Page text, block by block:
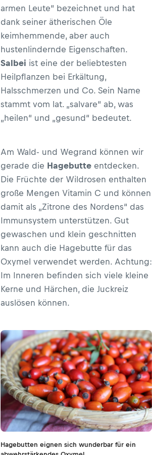
armen Leute“ bezeichnet und hat
dank seiner ätherischen Öle
keimhemmende, aber auch
hustenlindernde Eigenschaften.
Salbei ist eine der beliebtesten
Heilpflanzen bei Erkältung,
Halsschmerzen und Co. Sein Name
stammt vom lat. „salvare“ ab, was
„heilen“ und „gesund“ bedeutet.
Am Wald- und Wegrand können wir
gerade die Hagebutte entdecken.
Die Früchte der Wildrosen enthalten
große Mengen Vitamin C und können
damit als „Zitrone des Nordens“ das
Immunsystem unterstützen. Gut
gewaschen und klein geschnitten
kann auch die Hagebutte für das
Oxymel verwendet werden. Achtung:
Im Inneren befinden sich viele kleine
Kerne und Härchen, die Juckreiz
auslösen können.
Hagebutten eignen sich wunderbar für ein